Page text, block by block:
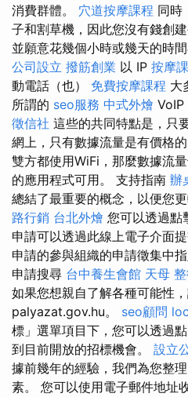
消費群體。 穴道按摩課程 同時
子和割草機，因此您沒有錢創
並願意花幾個小時或幾天的時
公司設立 撥筋創業 以 IP 按摩課
動電話（也） 免費按摩課程 大
所謂的 seo服務 中式外燴 VoIP
徵信社 這些的共同特點是，只
網上，只有數據流量是有價格
雙方都使用WiFi，那麼數據流
的應用程式可用。 支持指南 辦
總結了最重要的概念，以便您
路行銷 台北外燴 您可以透過點
申請可以透過此線上電子介面
申請的參與組織的申請徵集中
申請搜尋 台中養生會館 天母
如果您想親自了解各種可能性
palyazat.gov.hu。 seo顧問
標」選單項目下，您可以透過
到目前開放的招標機會。 設立
據前幾年的經驗，我們為您整
素。 您可以使用電子郵件地址